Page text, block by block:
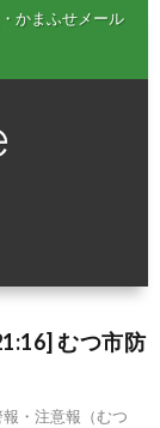
かまふせメール
むつ市防
・注意報（むつ